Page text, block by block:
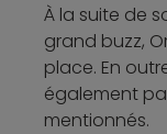
À la suite de
grand buzz,
place. En
également
mentionnés.